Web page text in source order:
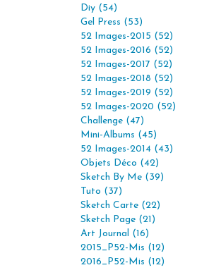
Diy (54)
Gel Press (53)
52 Images-2015 (52)
52 Images-2016 (52)
52 Images-2017 (52)
52 Images-2018 (52)
52 Images-2019 (52)
52 Images-2020 (52)
Challenge (47)
Mini-Albums (45)
52 Images-2014 (43)
Objets Déco (42)
Sketch By Me (39)
Tuto (37)
Sketch Carte (22)
Sketch Page (21)
Art Journal (16)
2015_P52-Mis (12)
2016_P52-Mis (12)